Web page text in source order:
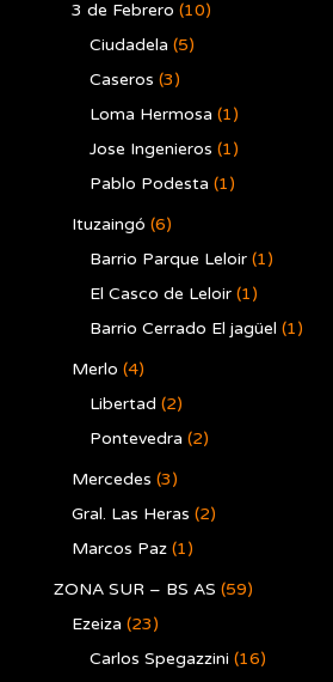
3 de Febrero (10)
Ciudadela (5)
Caseros (3)
Loma Hermosa (1)
Jose Ingenieros (1)
Pablo Podesta (1)
Ituzaingó (6)
Barrio Parque Leloir (1)
El Casco de Leloir (1)
Barrio Cerrado El jagüel (1)
Merlo (4)
Libertad (2)
Pontevedra (2)
Mercedes (3)
Gral. Las Heras (2)
Marcos Paz (1)
ZONA SUR – BS AS (59)
Ezeiza (23)
Carlos Spegazzini (16)